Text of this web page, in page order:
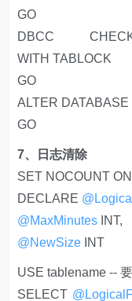
GO
DBCC
WITH TABLOCK
GO
ALTER
GO
7、日志清除
SET NOCOUNT ON
DECLARE
@MaxMinutes INT,
@NewSize INT
USE tablename --
SELECT